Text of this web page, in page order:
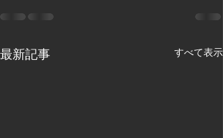
最新記事 すべて表示